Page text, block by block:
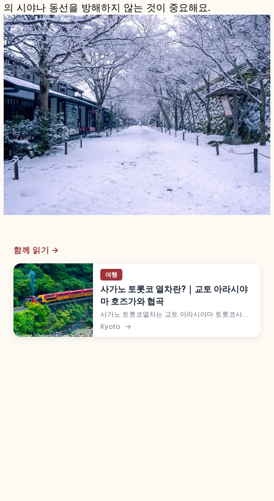
의 시야나 동선을 방해하지 않는 것이 중요해요.
함께 읽기 →
여행
사가노 토롯코 열차란?｜교토 아라시야
마 호즈가와 협곡
사가노 토롯코열차는 교토 아라시야마 토롯코사가
역에서 토롯코가메오카역까지 약 7.3km를 잇는 관
광 열차로, 1991년 JR 산인 본선 구선을 활용해 개
Kyoto →